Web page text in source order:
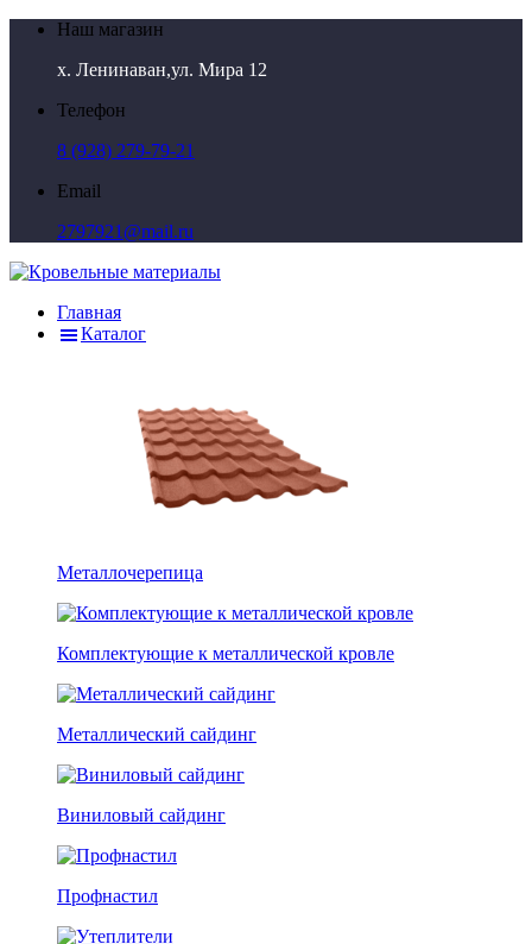
Наш магазин
х. Ленинаван,ул. Мира 12
Телефон
8 (928) 279-79-21
Email
2797921@mail.ru
Главная
Каталог
Металлочерепица
Комплектующие к металлической кровле
Металлический сайдинг
Виниловый сайдинг
Профнастил